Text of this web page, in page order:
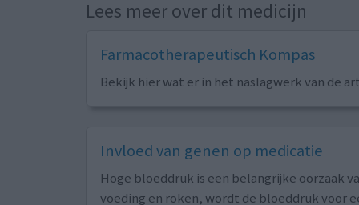
Lees meer over dit medicijn
Farmacotherapeutisch Kompas
Bekijk hier wat er in het naslagwerk van de
Invloed van genen op medicatie
Hoge bloeddruk is een belangrijke oorzaak
voeding en roken, wordt de bloeddruk voor